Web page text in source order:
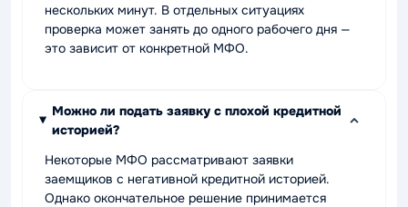
нескольких минут. В отдельных ситуациях
проверка может занять до одного рабочего дня —
это зависит от конкретной МФО.
Можно ли подать заявку с плохой кредитной
историей?
Некоторые МФО рассматривают заявки
заемщиков с негативной кредитной историей.
Однако окончательное решение принимается